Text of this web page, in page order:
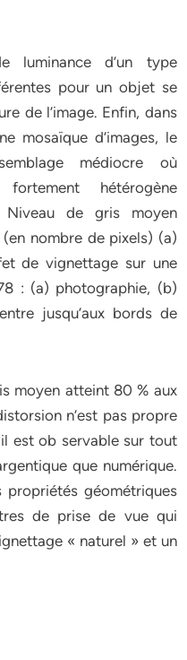
luminance d’un type
pour un objet se
de l’image. Enfin, dans
mosaïque d’images, le
médiocre où
hétérogène
Niveau de gris moyen
nombre de pixels) (a)
de vignettage sur une
: (a) photographie, (b)
jusqu’aux bords de
moyen atteint 80 % aux
n’est pas propre
est ob servable sur tout
que numérique.
propriétés géométriques
de prise de vue qui
« naturel » et un